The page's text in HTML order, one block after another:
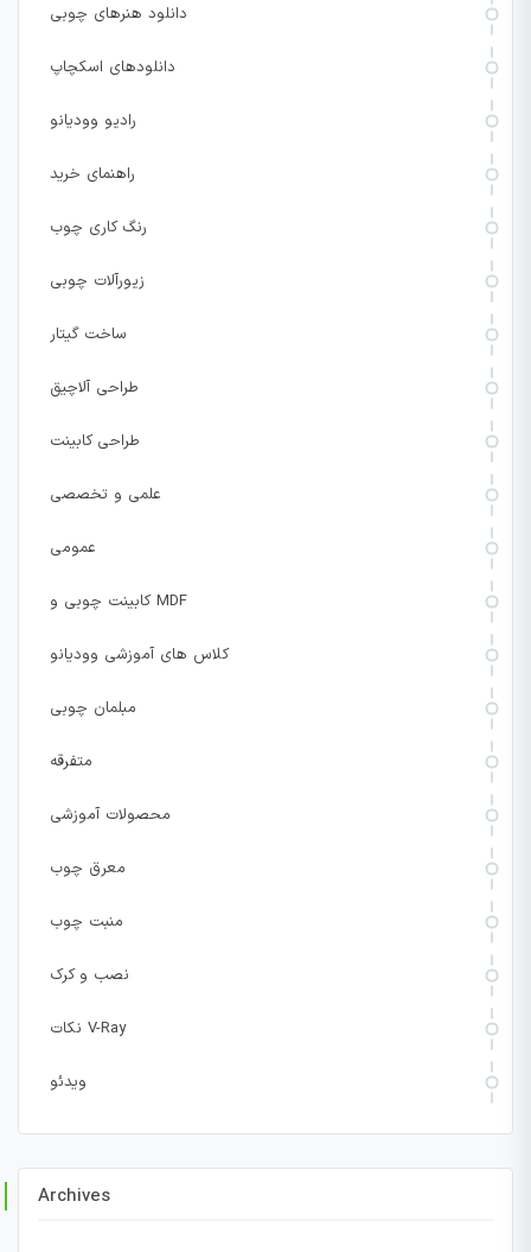
دانلود هنرهای چوبی
دانلودهای اسکچاپ
رادیو وودیانو
راهنمای خرید
رنگ کاری چوب
زیورآلات چوبی
ساخت گیتار
طراحی آلاچیق
طراحی کابینت
علمی و تخصصی
عمومی
کابینت چوبی و MDF
کلاس های آموزشی وودیانو
مبلمان چوبی
متفرقه
محصولات آموزشی
معرق چوب
منبت چوب
نصب و کرک
نکات V-Ray
ویدئو
Archives